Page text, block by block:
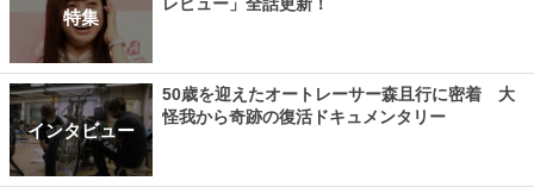
特集
インタビュー
50歳を迎えたオートレーサー森且行に密着 大
怪我から奇跡の復活ドキュメンタリー